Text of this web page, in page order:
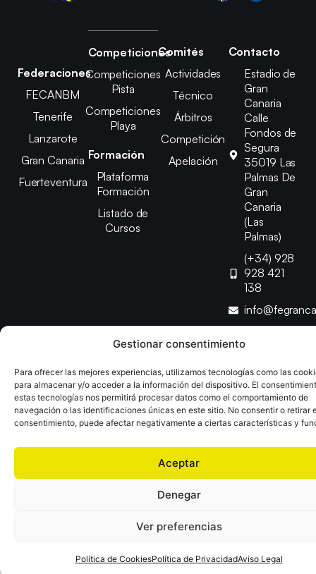
Gestionar consentimiento
Para ofrecer las mejores experiencias, utilizamos tecnologías como las
para almacenar y/o acceder a la información del dispositivo. El
estas tecnologías nos permitirá procesar datos como el comportamiento de
navegación o las identificaciones únicas en este sitio. No consentir o retirar
consentimiento, puede afectar negativamente a ciertas características y
Aceptar
Denegar
Ver preferencias
Política de CookiesPolítica de PrivacidadAviso Legal
Federaciones
FECANBM
Tenerife
Lanzarote
Gran Canaria
Fuerteventura
Competiciones
Competiciones
Pista
Competiciones
Playa
Formación
Plataforma
Formación
Listado de
Cursos
Comités
Actividades
Técnico
Árbitros
Competición
Apelación
Contacto
Estadio de
Gran
Canaria
Calle
Fondos de
Segura
35019 Las
Palmas De
Gran
Canaria
(Las
Palmas)
(+34) 928
928 421
138
Desarrollado porTOOOLS
Aviso LegalPolítica de CookiesPolítica de Privacidad
Declaración de AccesibilidadPolítica de Ventas